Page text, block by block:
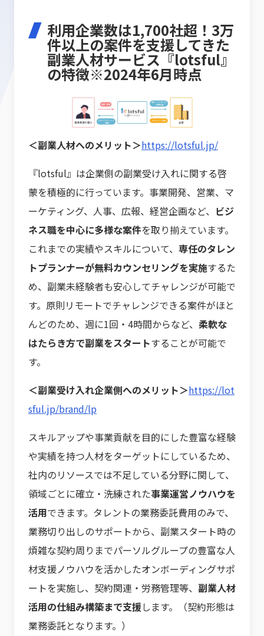
利用企業数は1,700社超！3万
件以上の案件を支援してきた
副業人材サービス『lotsful』
の特徴※2024年6月時点
＜副業人材へのメリット＞https://lotsful.jp/
『lotsful』は企業側の副業受け入れに関する啓
蒙を積極的に行っています。事業開発、営業、マ
ーケティング、人事、広報、経営企画など、 ビジ
ネス職を中心に多様な案件を取り揃えています。
これまでの実績やスキルについて、 専任のタレン
トプランナーが無料カウンセリングを実施するた
め、副業未経験者も安心してチャレンジが可能で
す。原則リモートでチャレンジできる案件がほと
んどのため、週に1回・4時間からなど、 柔軟な
はたらき方で副業をスタートすることが可能で
す。
＜副業受け入れ企業側へのメリット＞https://lot
sful.jp/brand/lp
スキルアップや事業貢献を目的にした豊富な経験
や実績を持つ人材をターゲットにしているため、
社内のリソースでは不足している分野に関して、
領域ごとに確立・洗練された事業運営ノウハウを
活用できます。タレントの業務委託費用のみで、
業務切り出しのサポートから、副業スタート時の
煩雑な契約周りまでパーソルグループの豊富な人
材支援ノウハウを活かしたオンボーディングサポ
ートを実施し、契約関連・労務管理等、 副業人材
活用の仕組み構築まで支援します。（契約形態は
業務委託となります。）